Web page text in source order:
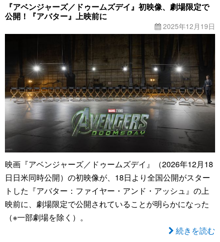
『アベンジャーズ／ドゥームズデイ』初映像、劇場限定で
公開！『アバター』上映前に
2025年12月19日
映画『アベンジャーズ／ドゥームズデイ』（2026年12月18
日日米同時公開）の初映像が、18日より全国公開がスター
トした『アバター：ファイヤー・アンド・アッシュ』の上
映前に、劇場限定で公開されていることが明らかになった
（※一部劇場を除く）。
続きを読む